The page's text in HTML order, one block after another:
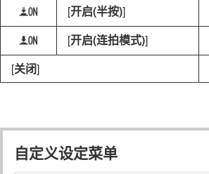
O [开启(半按)]
P [开启(连拍模式)]
[关闭]
自定义设定菜单